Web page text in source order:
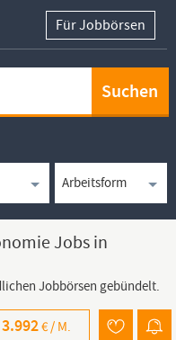
Für Jobbörsen
Jobs in
Jobbörsen gebündelt.
3.992€ / M.